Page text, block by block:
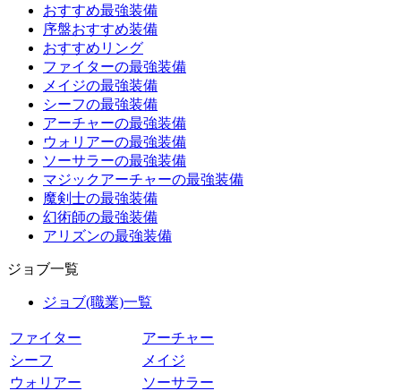
おすすめ最強装備
序盤おすすめ装備
おすすめリング
ファイターの最強装備
メイジの最強装備
シーフの最強装備
アーチャーの最強装備
ウォリアーの最強装備
ソーサラーの最強装備
マジックアーチャーの最強装備
魔剣士の最強装備
幻術師の最強装備
アリズンの最強装備
ジョブ一覧
ジョブ(職業)一覧
ファイター
アーチャー
シーフ
メイジ
ウォリアー
ソーサラー